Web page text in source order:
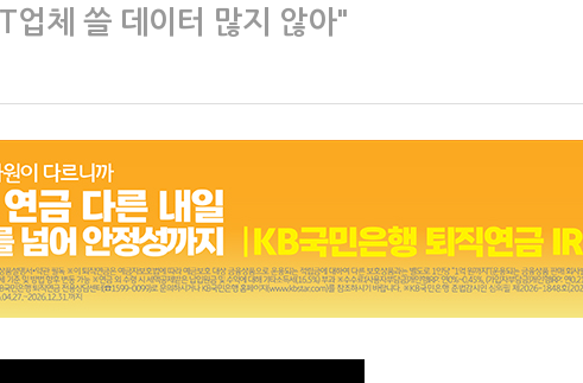
체 쓸 데이터 많지 않아"